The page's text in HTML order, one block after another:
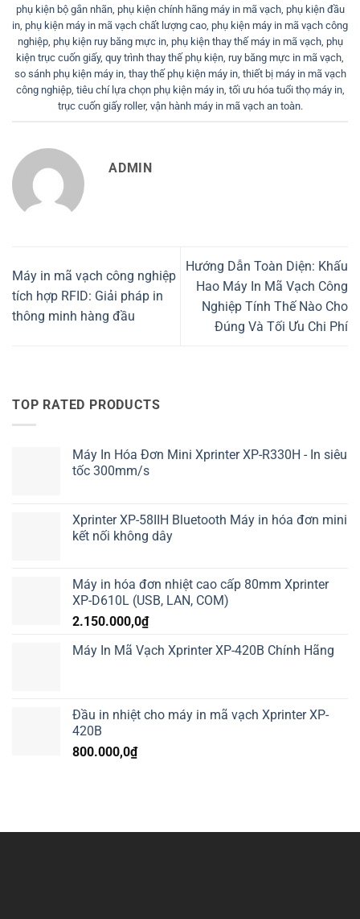
phụ kiện bộ gắn nhãn, phụ kiện chính hãng máy in mã vạch, phụ kiện đầu
in phụ kiện máy in mã vạch chất lượng cao phụ kiện máy in mã vạch công
nghiệp, phụ kiện ruy băng mực in, phụ kiện thay thế máy in mã vạch, phụ
kiện trục cuốn giấy, quy trình thay thế phụ kiện ruy băng mực in mã vạch
so sánh phụ kiện máy in, thay thế phụ kiện máy in, thiết bị máy in mã vạch
công nghiệp, tiêu chí lựa chọn phụ kiện máy in, tối ưu hóa tuổi thọ máy in,
trục cuốn giấy roller, vận hành máy in mã vạch an toàn.
ADMIN
Máy in mã vạch công nghiệp
tích hợp RFID: Giải pháp in
thông minh hàng đầu
Hướng Dẫn Toàn Diện: Khấu
Hao Máy In Mã Vạch Công
Nghiệp Tính Thế Nào Cho
Đúng Và Tối Ưu Chi Phí
TOP RATED PRODUCTS
Máy In Hóa Đơn Mini Xprinter XP-R330H - In siêu
tốc 300mm/s
Xprinter XP-58IIH Bluetooth Máy in hóa đơn mini
kết nối không dây
Máy in hóa đơn nhiệt cao cấp 80mm Xprinter
XP-D610L (USB, LAN, COM)
2.150.000,0₫
Máy In Mã Vạch Xprinter XP-420B Chính Hãng
Đầu in nhiệt cho máy in mã vạch Xprinter XP-
420B
800.000,0₫